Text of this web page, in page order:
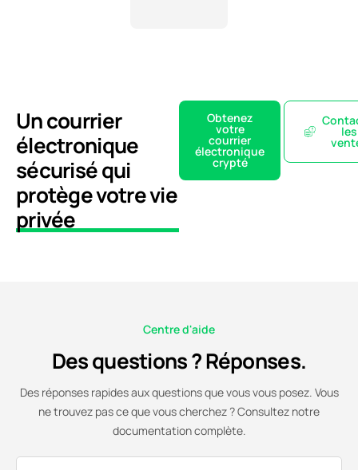
Un courrier
électronique
sécurisé qui
protège votre vie
privée
Obtenez
votre
courrier
électronique
crypté
les
Centre d'aide
Des questions ? Réponses.
Des réponses rapides aux questions que vous vous posez. Vous
ne trouvez pas ce que vous cherchez ? Consultez notre
documentation complète.